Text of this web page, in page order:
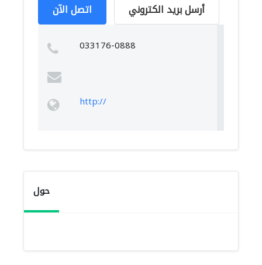
اتصل الآن أرسل بريد الكتروني
033176-0888
http://
حول